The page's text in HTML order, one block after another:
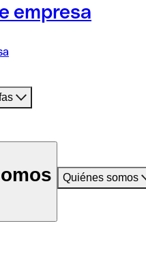
empresa
Quiénes somos